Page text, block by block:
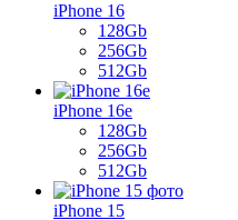
iPhone 16
128Gb
256Gb
512Gb
iPhone 16e
128Gb
256Gb
512Gb
iPhone 15